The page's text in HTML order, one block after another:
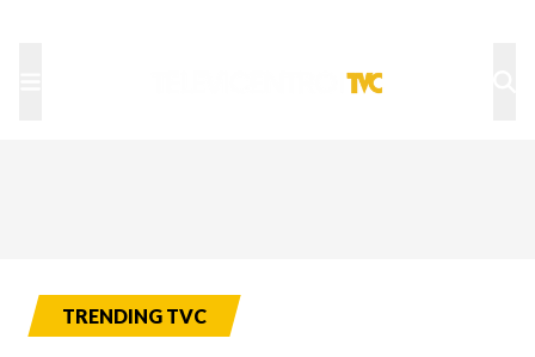
TRENDING TVC